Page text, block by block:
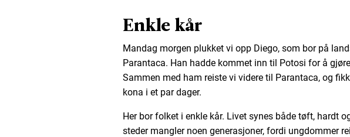
Enkle kår
Mandag morgen plukket vi opp Diego, som bor på
Parantaca. Han hadde kommet inn til Potosi for å
Sammen med ham reiste vi videre til Parantaca, og
kona i et par dager.
Her bor folket i enkle kår. Livet synes både tøft, hardt
steder mangler noen generasjoner, fordi ungdommer